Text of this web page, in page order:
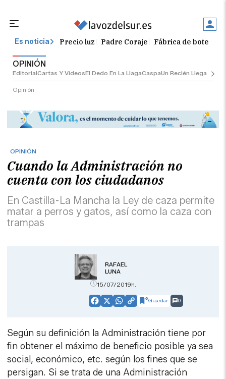
Es noticia Precio luz Padre Coraje Fábrica de botellas
OPINIÓN
EditorialCartas Y VídeosEl Dedo En La LlagaCaspaUn Recién Llegado
Opinión
OPINIÓN
Cuando la Administración no
cuenta con los ciudadanos
En Castilla-La Mancha la Ley de caza permite
matar a perros y gatos, así como la caza con
trampas
RAFAEL
LUNA
15/07/2019h.
Facebook
X WhatsApp
CopyGuardar 0
Según su definición la Administración tiene por
fin obtener el máximo de beneficio posible ya sea
social, económico, etc. según los fines que se
persigan. Si se trata de una Administración